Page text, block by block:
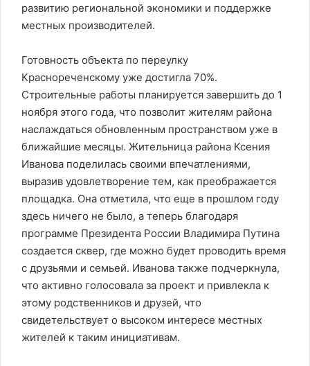
развитию региональной экономики и поддержке
местных производителей.
Готовность объекта по переулку
Краснореченскому уже достигла 70%.
Строительные работы планируется завершить до 1
ноября этого года, что позволит жителям района
наслаждаться обновленным пространством уже в
ближайшие месяцы. Жительница района Ксения
Иванова поделилась своими впечатлениями,
выразив удовлетворение тем, как преображается
площадка. Она отметила, что еще в прошлом году
здесь ничего не было, а теперь благодаря
программе Президента России Владимира Путина
создается сквер, где можно будет проводить время
с друзьями и семьей. Иванова также подчеркнула,
что активно голосовала за проект и привлекла к
этому родственников и друзей, что
свидетельствует о высоком интересе местных
жителей к таким инициативам.